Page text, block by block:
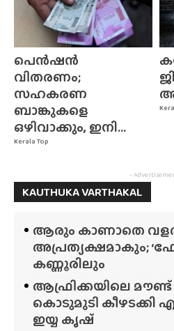
Kerala Top
പെൻഷൻ
വിതരണം;
സഹകരണ
ബാങ്കുകളെ
ഒഴിവാക്കും, ഇനി...
-
KAUTHUKA VARTHAKAL
ആരും കാണാതെ
അപ്രത്യക്ഷമാകും;
കണ്ണൂരിലും
ആഫ്രിക്കയിലെ
കൊടുമുടി കീഴടക്കി
ഇയ്യ കൃഷ്